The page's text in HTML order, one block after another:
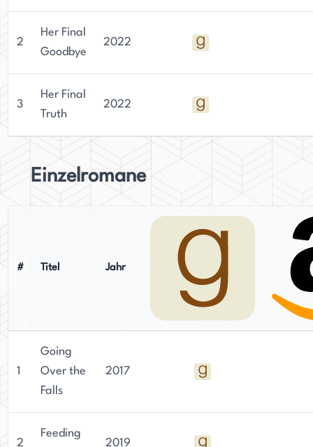
2
Her Final
Goodbye
2022
3
Her Final
Truth
2022
Einzelromane
# Titel Jahr
1
Going
Over the
Falls
2017
2
Feeding
2019